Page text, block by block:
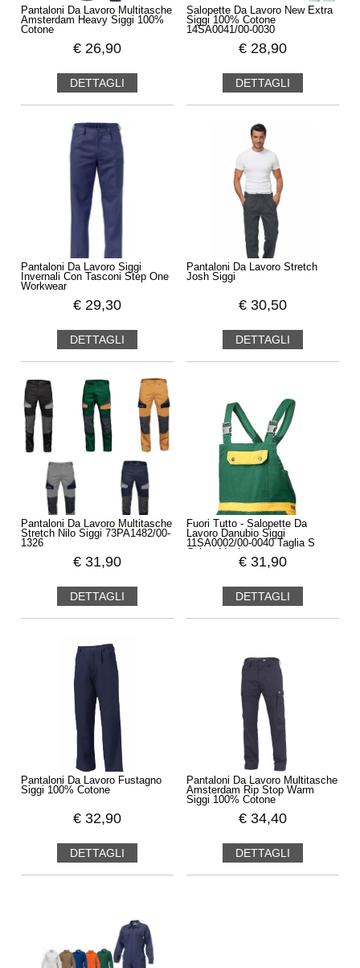
Pantaloni Da Lavoro Multitasche
Amsterdam Heavy Siggi 100%
Cotone
€ 26,90
DETTAGLI
Salopette Da Lavoro New Extra
Siggi 100% Cotone
14SA0041/00-0030
€ 28,90
DETTAGLI
Pantaloni Da Lavoro Siggi
Invernali Con Tasconi Step One
Workwear
€ 29,30
DETTAGLI
Pantaloni Da Lavoro Stretch
Josh Siggi
€ 30,50
DETTAGLI
Pantaloni Da Lavoro Multitasche
Stretch Nilo Siggi 73PA1482/00-
1326
€ 31,90
DETTAGLI
Fuori Tutto - Salopette Da
Lavoro Danubio Siggi
11SA0002/00-0040 Taglia S
€ 31,90
DETTAGLI
Pantaloni Da Lavoro Fustagno
Siggi 100% Cotone
€ 32,90
DETTAGLI
Pantaloni Da Lavoro Multitasche
Amsterdam Rip Stop Warm
Siggi 100% Cotone
€ 34,40
DETTAGLI